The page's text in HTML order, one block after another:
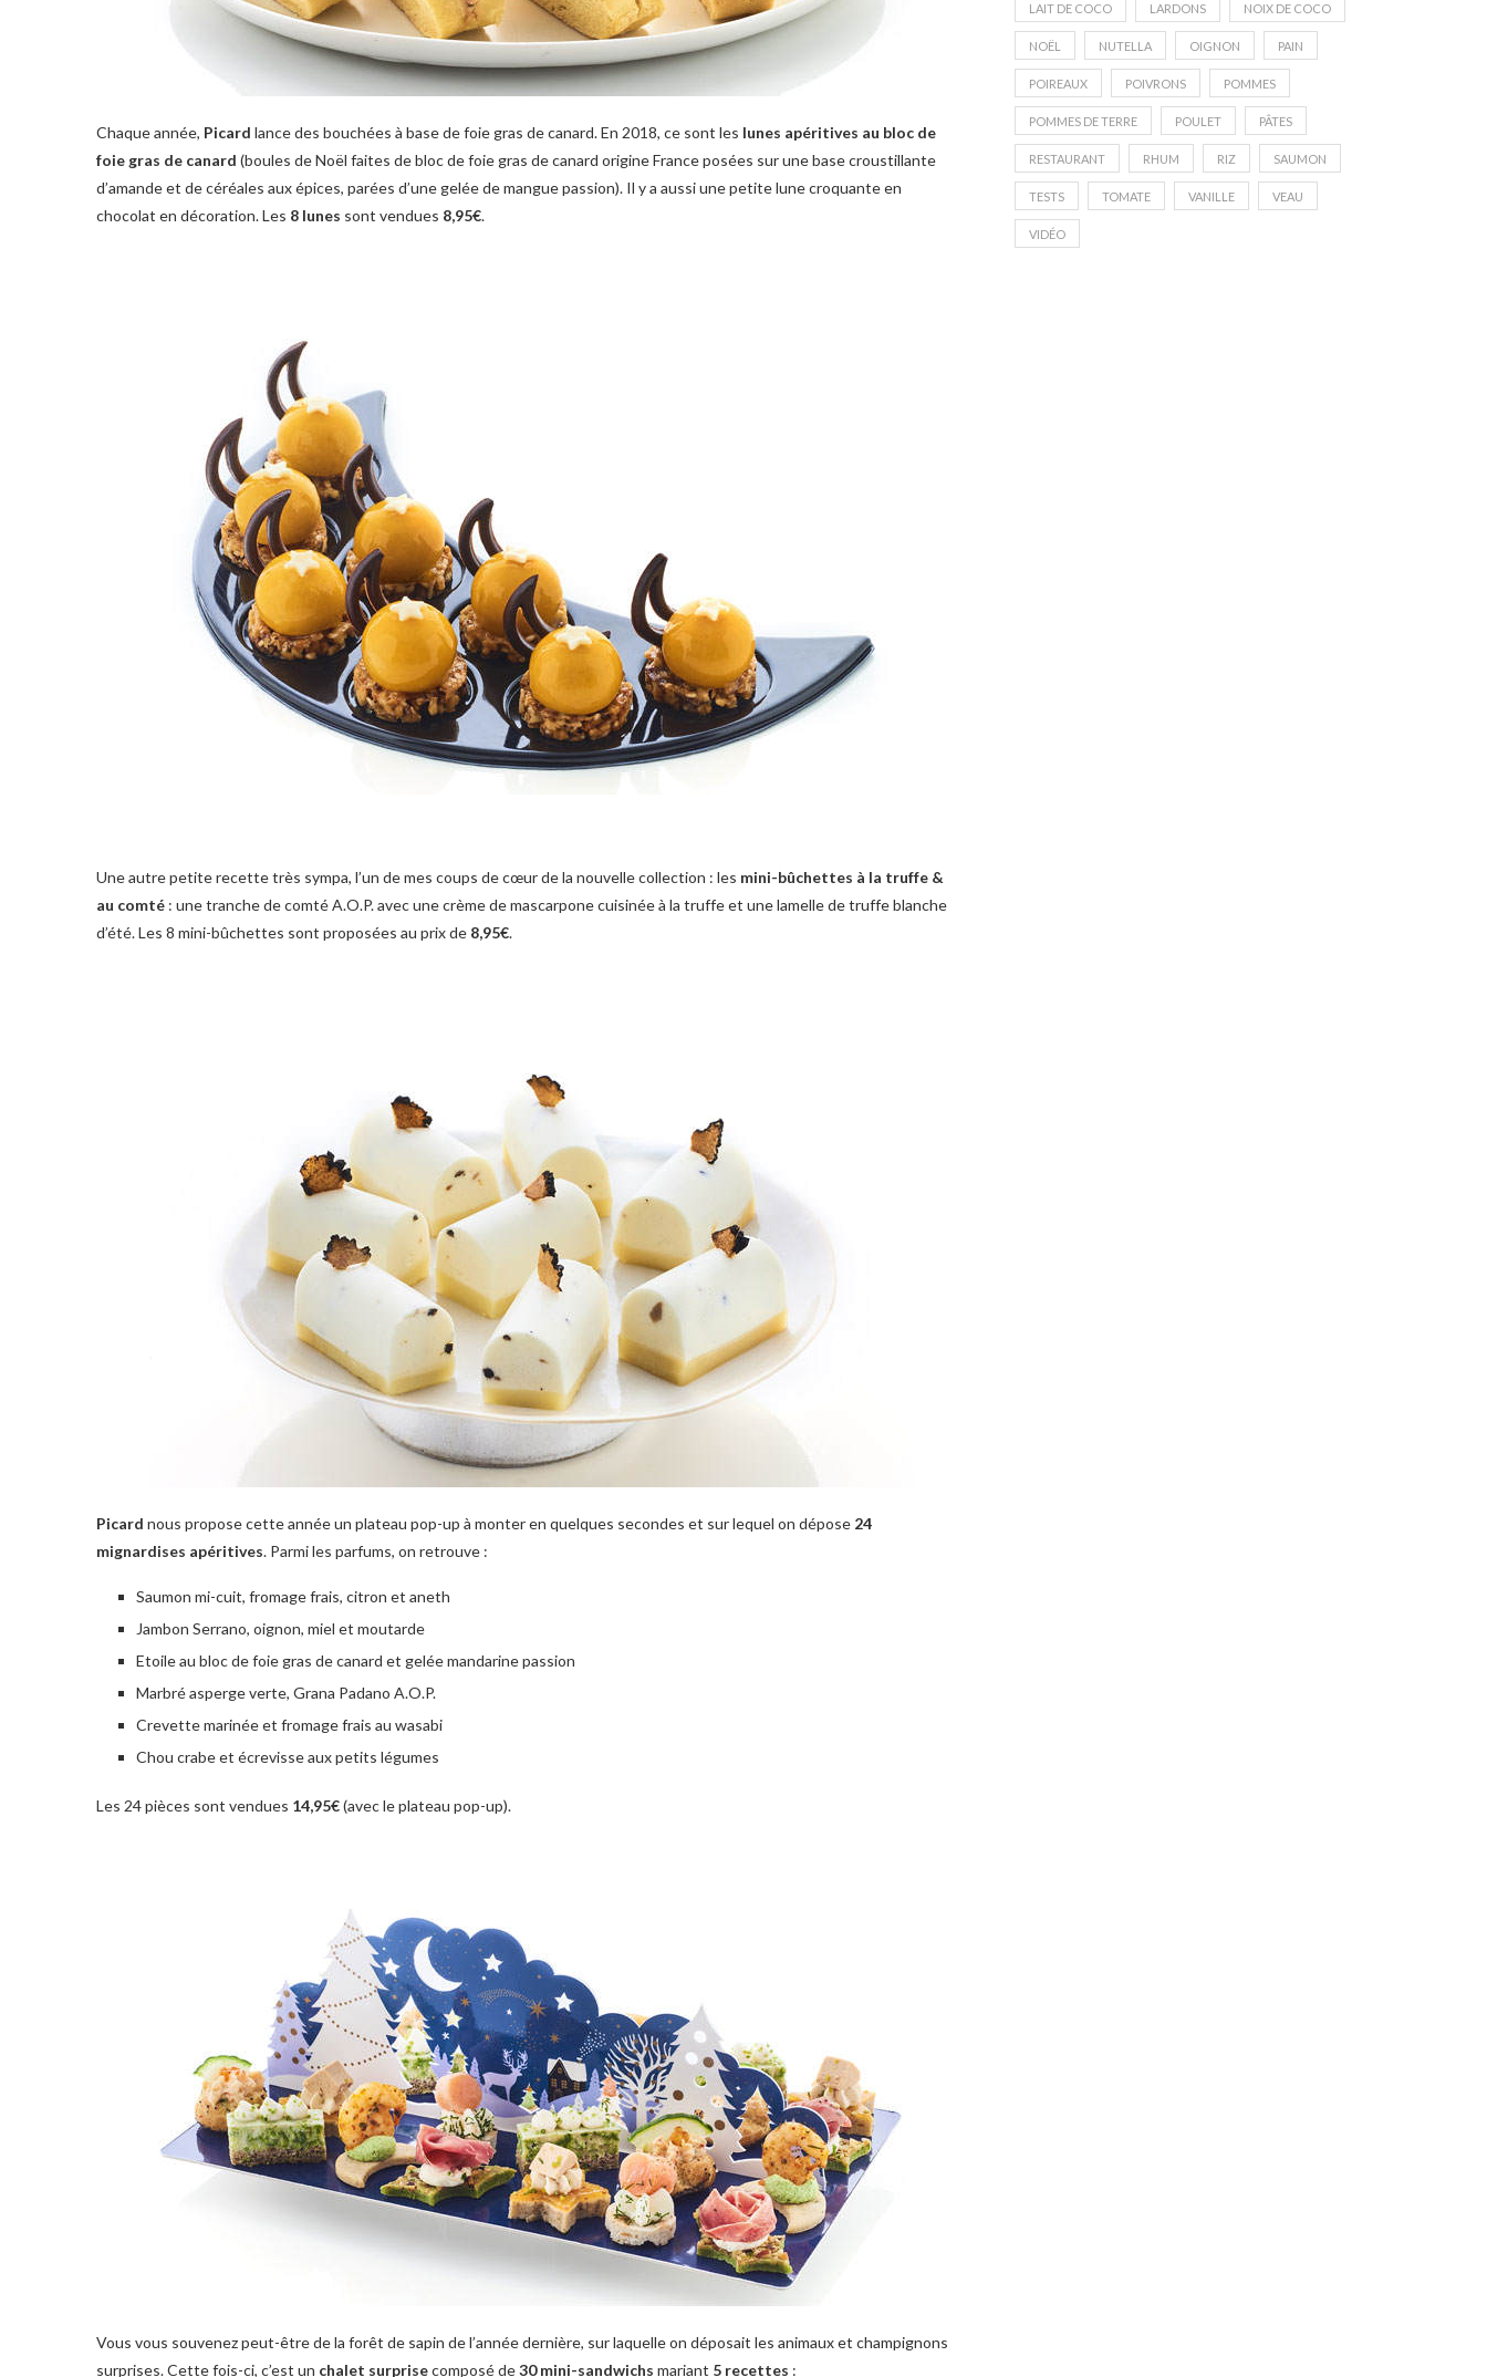
Chaque année, Picard lance des bouchées à base de foie gras de canard. En 2018, ce sont les lunes apéritives au bloc de
foie gras de canard (boules de Noël faites de bloc de foie gras de canard origine France posées sur une base croustillante
d’amande et de céréales aux épices, parées d’une gelée de mangue passion). Il y a aussi une petite lune croquante en
chocolat en décoration. Les 8 lunes sont vendues 8,95€.
Une autre petite recette très sympa, l’un de mes coups de cœur de la nouvelle collection : les mini-bûchettes à la truffe &
au comté : une tranche de comté A.O.P. avec une crème de mascarpone cuisinée à la truffe et une lamelle de truffe blanche
d’été. Les 8 mini-bûchettes sont proposées au prix de 8,95€.
Picard nous propose cette année un plateau pop-up à monter en quelques secondes et sur lequel on dépose 24
mignardises apéritives. Parmi les parfums, on retrouve :
Saumon mi-cuit, fromage frais, citron et aneth
Jambon Serrano, oignon, miel et moutarde
Etoile au bloc de foie gras de canard et gelée mandarine passion
Marbré asperge verte, Grana Padano A.O.P.
Crevette marinée et fromage frais au wasabi
Chou crabe et écrevisse aux petits légumes
Les 24 pièces sont vendues 14,95€(avec le plateau pop-up).
Vous vous souvenez peut-être de la forêt de sapin de l’année dernière, sur laquelle on déposait les animaux et champignons
surprises. Cette fois-ci, c’est un chalet surprisecomposé de30 mini-sandwichs mariant 5 recettes :
LAIT DE COCO LARDONS NOIX DE COCO
NOËL NUTELLA OIGNON PAIN
POIREAUX POIVRONS POMMES
POMMES DE TERRE POULET PÂTES
RESTAURANT RHUM RIZ SAUMON
TESTS TOMATE VANILLE VEAU
VIDÉO